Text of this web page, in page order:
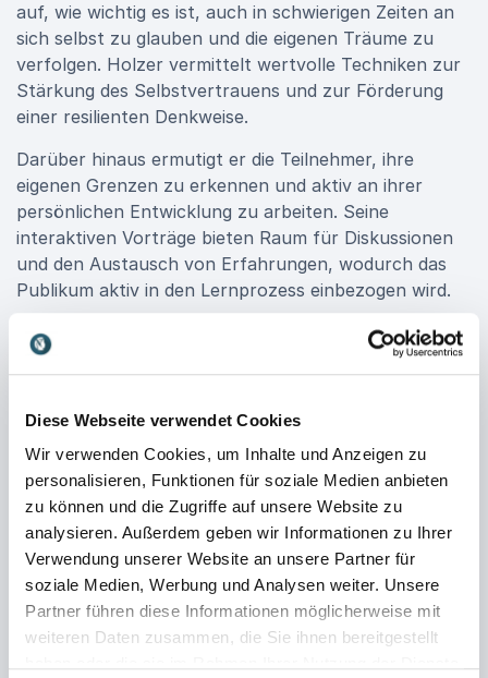
Diese Webseite verwendet Cookies
Wir verwenden Cookies, um Inhalte und Anzeigen zu
personalisieren, Funktionen für soziale Medien anbieten
zu können und die Zugriffe auf unsere Website zu
analysieren. Außerdem geben wir Informationen zu Ihrer
Verwendung unserer Website an unsere Partner für
soziale Medien, Werbung und Analysen weiter. Unsere
Partner führen diese Informationen möglicherweise mit
weiteren Daten zusammen, die Sie ihnen bereitgestellt
auf, wie wichtig es ist, auch in schwierigen Zeiten an
sich selbst zu glauben und die eigenen Träume zu
verfolgen. Holzer vermittelt wertvolle Techniken zur
Stärkung des Selbstvertrauens und zur Förderung
einer resilienten Denkweise.
Darüber hinaus ermutigt er die Teilnehmer, ihre
eigenen Grenzen zu erkennen und aktiv an ihrer
persönlichen Entwicklung zu arbeiten. Seine
interaktiven Vorträge bieten Raum für Diskussionen
und den Austausch von Erfahrungen, wodurch das
Publikum aktiv in den Lernprozess einbezogen wird.
Egal, ob Sie eine Konferenz, ein Seminar oder einen
Workshop planen – Andy Holzer bietet wertvolle
die Relevanz von Motivation und persönlichem
sich von seiner Leidenschaft für Lebenshilfe und
seinem Engagement für die Förderung von
Lebensmut inspirieren und bereichern Sie Ihre
Veranstaltung mit einem Vortrag, der die Bedeutung
von Überwindung und positiver Einstellung in den
Mittelpunkt stellt. Buchen Sie Andy Holzer und
gestalten Sie den Dialog über erfolgreiche
Lebensstrategien aktiv mit!